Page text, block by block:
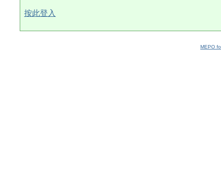
按此登入
MEPO